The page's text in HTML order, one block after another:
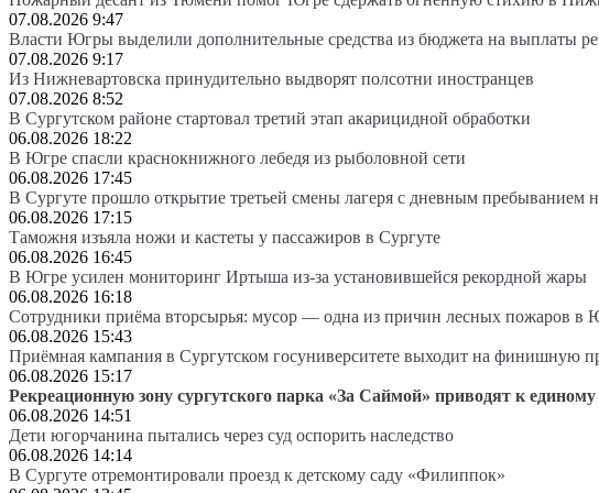
07.08.2026 9:47
Власти Югры выделили дополнительные средства из бюджета на выплаты
07.08.2026 9:17
Из Нижневартовска принудительно выдворят полсотни иностранцев
07.08.2026 8:52
В Сургутском районе стартовал третий этап акарицидной обработки
06.08.2026 18:22
В Югре спасли краснокнижного лебедя из рыболовной сети
06.08.2026 17:45
В Сургуте прошло открытие третьей смены лагеря с дневным пребыванием
06.08.2026 17:15
Таможня изъяла ножи и кастеты у пассажиров в Сургуте
06.08.2026 16:45
В Югре усилен мониторинг Иртыша из-за установившейся рекордной жары
06.08.2026 16:18
Сотрудники приёма вторсырья: мусор — одна из причин лесных пожаров в
06.08.2026 15:43
Приёмная кампания в Сургутском госуниверситете выходит на финишную
06.08.2026 15:17
Рекреационную зону сургутского парка «За Саймой» приводят к
06.08.2026 14:51
Дети югорчанина пытались через суд оспорить наследство
06.08.2026 14:14
В Сургуте отремонтировали проезд к детскому саду «Филиппок»